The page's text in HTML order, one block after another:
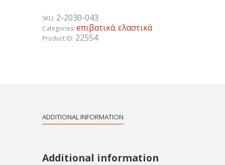
SKU: 2-2030-043
Categories: eπιβατικά, ελαστικά
Product ID: 22554
ADDITIONAL INFORMATION
Additional information